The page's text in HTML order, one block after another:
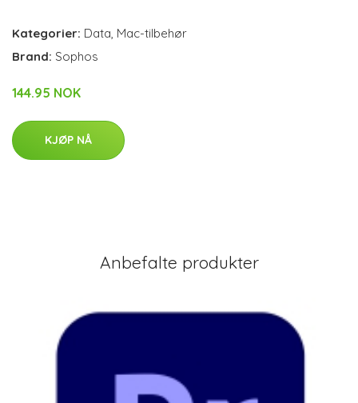
Kategorier: Data Mac-tilbehør
Brand: Sophos
144.95 NOK
KJØP NÅ
Anbefalte produkter